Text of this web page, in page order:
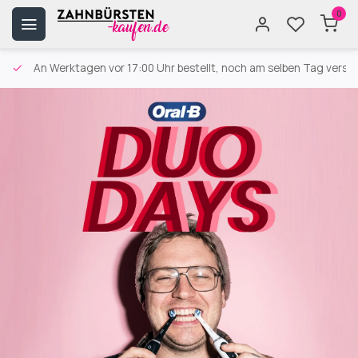
0
An Werktagen vor 17:00 Uhr bestellt, noch am selben Tag